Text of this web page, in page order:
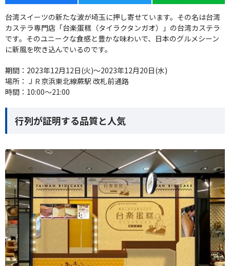
台湾スイーツの新たな波が埼玉に押し寄せています。その名は台湾
カステラ専門店「台楽蛋糕（タイラクタンガオ）」の台湾カステラ
です。そのユニークな食感と豊かな味わいで、日本のグルメシーン
に新風を吹き込んでいるのです。
期間：2023年12月12日(火)～2023年12月20日(水)
場所：ＪＲ京浜東北線蕨駅 改札前通路
時間：10:00～21:00
行列が証明する品質と人気